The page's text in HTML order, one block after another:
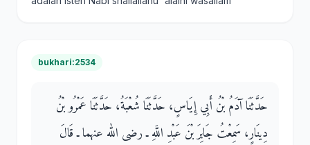
bukhari:2534
حَدَّثَنَا آدَمُ بْنُ أَبِي إِيَاسٍ، حَدَّثَنَا شُعْبَةُ، حَدَّثَنَا عَمْرُو بْنُ
دِينَارٍ، سَمِعْتُ جَابِرَ بْنَ عَبْدِ اللَّهِ ـ رضى الله عنهما ـ قَالَ